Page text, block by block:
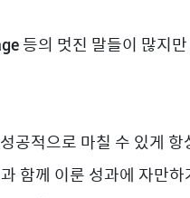
등의 멋진 말들이 많지
공적으로 마칠 수 있게 항
함께 이룬 성과에 자만